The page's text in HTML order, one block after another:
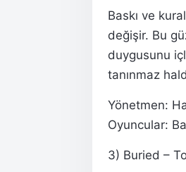
Baskı ve
değişir. Bu
duygusunu
tanınmaz
Yönetmen:
Oyuncular:
3) Buried –